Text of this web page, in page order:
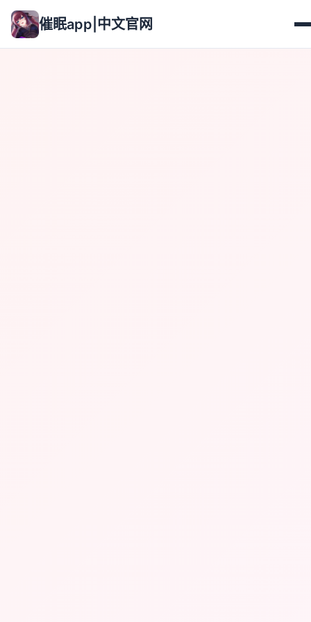
催眠app|中文官网